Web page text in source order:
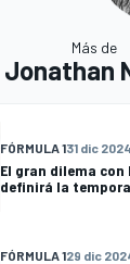
Más de
Jonathan
FÓRMULA 131 dic 2024
El gran dilema
definirá la
FÓRMULA 129 dic